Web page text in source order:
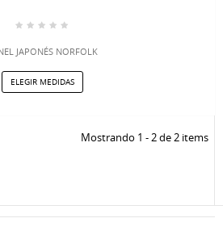
JAPONÉS NORFOLK
ELEGIR MEDIDAS
Mostrando 1 - 2 de 2 items